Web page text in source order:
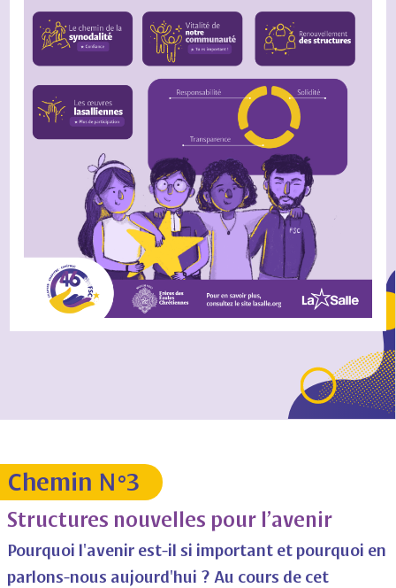
Chemin N°3
Structures nouvelles pour l’avenir
Pourquoi l'avenir est-il si important et pourquoi en
parlons-nous aujourd'hui ? Au cours de cet